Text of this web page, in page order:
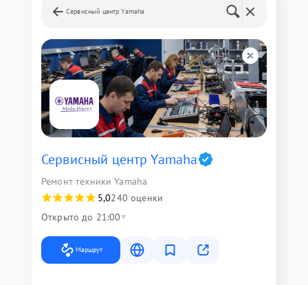
Сервисный центр Yamaha
Сервисный центр Yamaha
Ремонт техники Yamaha
5,0240 оценки
Открыто до 21:00
Маршрут